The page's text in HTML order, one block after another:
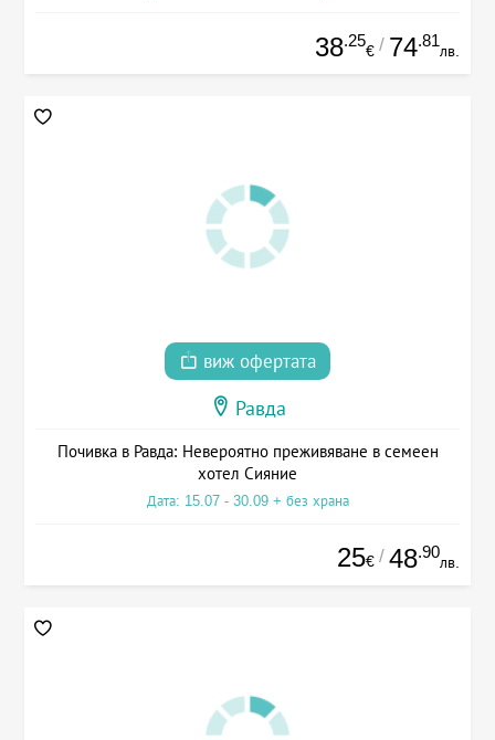
38.25
€ / 74.81
лв.
виж офертата
Равда
Почивка в Равда: Невероятно преживяване в семеен
хотел Сияние
Дата: 15.07 - 30.09 + без храна
25€ / 48.90
лв.